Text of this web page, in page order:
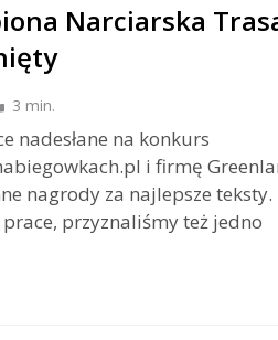
Narciarska
3 min.
nadesłane na konkurs
i firmę
nagrody za najlepsze teksty.
przyznaliśmy też jedno